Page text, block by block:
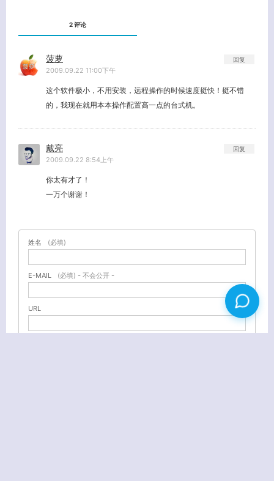
2 评论
菠萝
2009.09.22 11:00下午
这个软件极小，不用安装，远程操作的时候速度挺快！挺不错
的，我现在就用本本操作配置高一点的台式机。
回复
戴亮
2009.09.22 8:54上午
你太有才了！
一万个谢谢！
回复
姓名 (必填)
E-MAIL (必填) - 不会公开 -
URL